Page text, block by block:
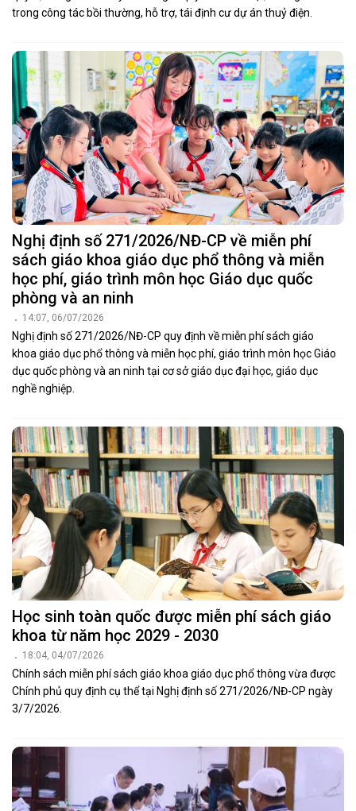
trong công tác bồi thường, hỗ trợ, tái định cư dự án thuỷ điện.
Nghị định số 271/2026/NĐ-CP về miễn phí
sách giáo khoa giáo dục phổ thông và miễn
học phí, giáo trình môn học Giáo dục quốc
phòng và an ninh
14:07, 06/07/2026
Nghị định số 271/2026/NĐ-CP quy định về miễn phí sách giáo
khoa giáo dục phổ thông và miễn học phí, giáo trình môn học Giáo
dục quốc phòng và an ninh tại cơ sở giáo dục đại học, giáo dục
nghề nghiệp.
Học sinh toàn quốc được miễn phí sách giáo
khoa từ năm học 2029 - 2030
18:04, 04/07/2026
Chính sách miễn phí sách giáo khoa giáo dục phổ thông vừa được
Chính phủ quy định cụ thể tại Nghị định số 271/2026/NĐ-CP ngày
3/7/2026.